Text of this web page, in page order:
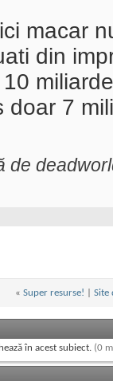
macar
din
doar 7
de
« Super resurse! Site
în acest subiect. (0